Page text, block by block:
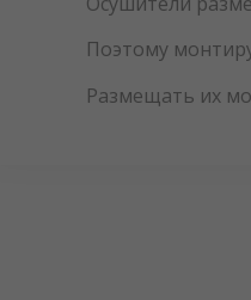
Поэтому
Размещать их